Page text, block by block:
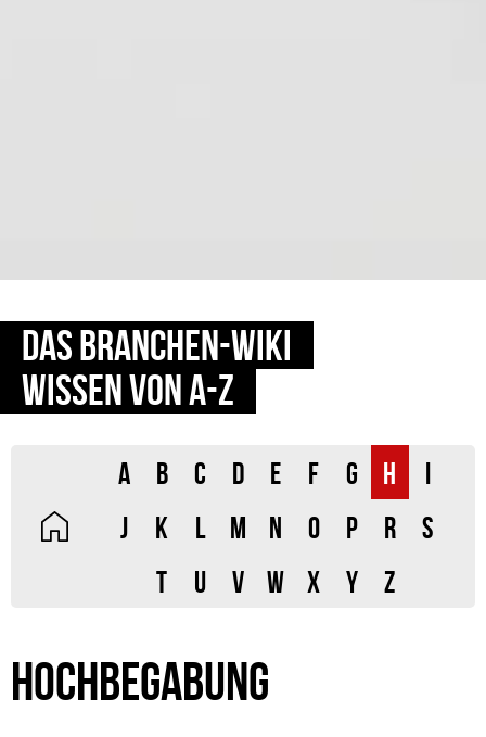
DAS BRANCHEN-WIKI
WISSEN VON A-Z
A B C D E F G H
I
J
K L M N O P R
S
T
U V W X Y Z
HOCHBEGABUNG